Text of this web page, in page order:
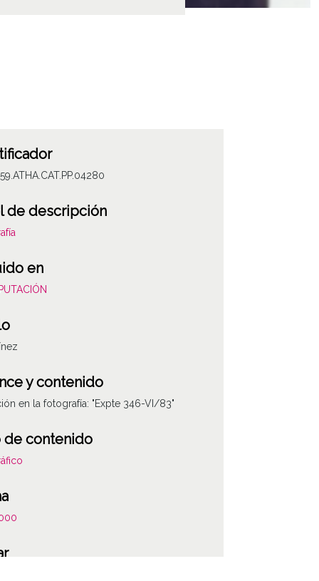
de descripción
en
y contenido
en la fotografía: "Expte 346-VI/83"
de contenido